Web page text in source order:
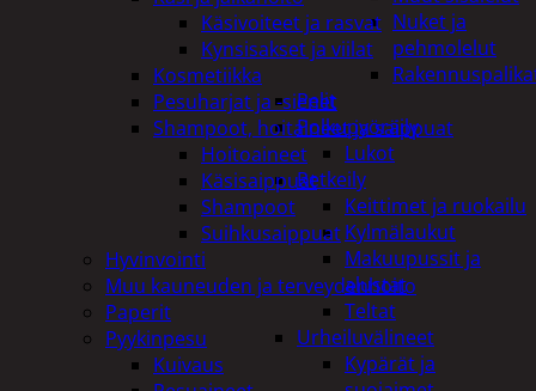
Nuket ja
pehmolelut
Pelit
Polkupyöräily
Lukot
Retkeily
Keittimet ja ruokailu
Kylmälaukut
Makuupussit ja
alustat
Teltat
Urheiluvälineet
Kypärät ja
Käsivoiteet ja rasvat
Kynsisakset ja viilat
Kosmetiikka
Pesuharjat ja -sienet
Shampoot, hoitaineet ja saippuat
Hoitoaineet
Käsisaippuat
Shampoot
Suihkusaippuat
Hyvinvointi
Muu kauneuden ja terveydenhoito
Paperit
Pyykinpesu
Kuivaus